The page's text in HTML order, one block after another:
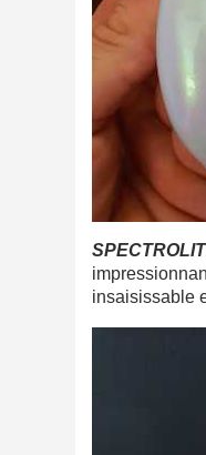
insaisissable